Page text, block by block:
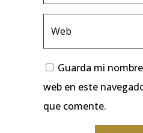
Guarda mi
web en este
que comente.